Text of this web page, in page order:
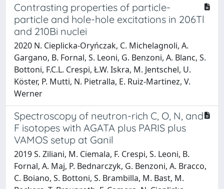
Contrasting properties of particle-
particle and hole-hole excitations in 206Tl
and 210Bi nuclei
2020 N. Cieplicka-Oryńczak, C. Michelagnoli, A.
Gargano, B. Fornal, S. Leoni, G. Benzoni, A. Blanc, S.
Bottoni, F.C.L. Crespi, Ł.W. Iskra, M. Jentschel, U.
Köster, P. Mutti, N. Pietralla, E. Ruiz-Martinez, V.
Werner
Spectroscopy of neutron-rich C, O, N, and
F isotopes with AGATA plus PARIS plus
VAMOS setup at Ganil
2019 S. Ziliani, M. Ciemala, F. Crespi, S. Leoni, B.
Fornal, A. Maj, P. Bednarczyk, G. Benzoni, A. Bracco,
C. Boiano, S. Bottoni, S. Brambilla, M. Bast, M.